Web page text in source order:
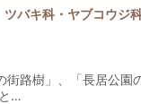
バキ科・ヤブコウジ科
路樹」、「長居公
…